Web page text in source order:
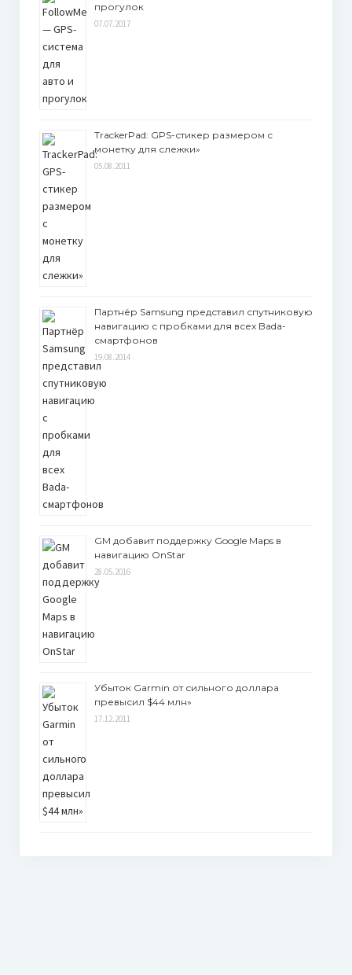
прогулок
07.07.2017
TrackerPad: GPS-стикер размером с
монетку для слежки»
05.08.2011
Партнёр Samsung представил спутниковую
навигацию с пробками для всех Bada-
смартфонов
19.08.2014
GM добавит поддержку Google Maps в
навигацию OnStar
28.05.2016
Убыток Garmin от сильного доллара
превысил $44 млн»
17.12.2011